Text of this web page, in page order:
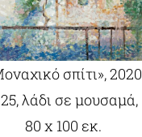
σπίτι», 2020
λάδι σε μουσαμά,
80 x 100 εκ.